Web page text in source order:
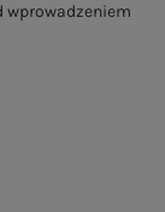
wprowadzeniem